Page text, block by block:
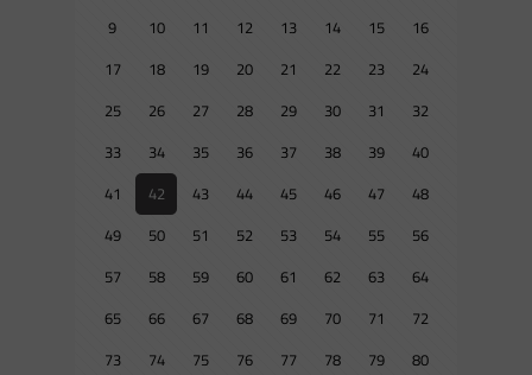
9
10 11 12 13 14 15
16
17
18 19 20 21 22 23
24
25
26 27 28 29 30 31
32
33
34 35 36 37 38 39
40
41
42 43 44 45 46 47
48
49
50 51 52 53 54 55
56
57
58 59 60 61 62 63
64
65
66 67 68 69 70 71
72
73
74 75 76 77 78 79
80